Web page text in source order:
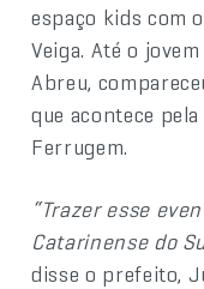
espaço kids com
Veiga. Até o
Abreu,
que acontece
Ferrugem.
“Trazer esse
Catarinense do
disse o prefeito,